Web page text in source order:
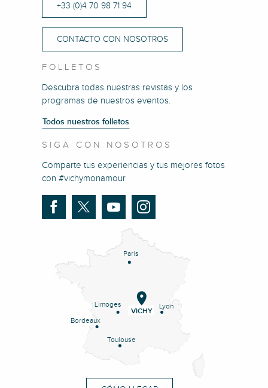
+33 (0)4 70 98 71 94
CONTACTO CON NOSOTROS
FOLLETOS
Descubra todas nuestras revistas y los
programas de nuestros eventos.
Todos nuestros folletos
SIGA CON NOSOTROS
Comparte tus experiencias y tus mejores fotos
con #vichymonamour
Paris
Lyon
Limoges
Bordeaux
Toulouse
VICHY